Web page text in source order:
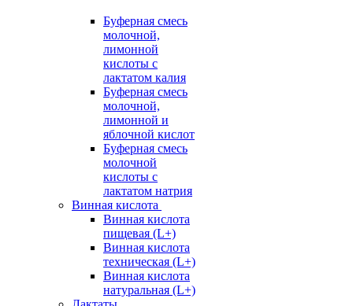
Буферная смесь
молочной,
лимонной
кислоты с
лактатом калия
Буферная смесь
молочной,
лимонной и
яблочной кислот
Буферная смесь
молочной
кислоты с
лактатом натрия
Винная кислота
Винная кислота
пищевая (L+)
Винная кислота
техническая (L+)
Винная кислота
натуральная (L+)